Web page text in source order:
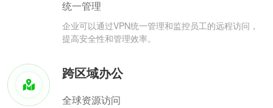
统一管理
企业可以通过VPN统一管理和监控员工的远程访问，
提高安全性和管理效率。
跨区域办公
全球资源访问